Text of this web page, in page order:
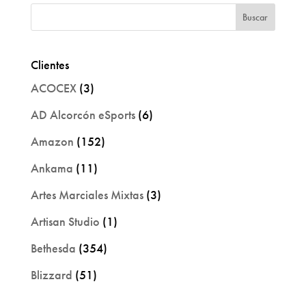
Clientes
ACOCEX(3)
AD Alcorcón eSports(6)
Amazon (152)
Ankama (11)
Artes Marciales Mixtas(3)
Artisan Studio (1)
Bethesda (354)
Blizzard (51)